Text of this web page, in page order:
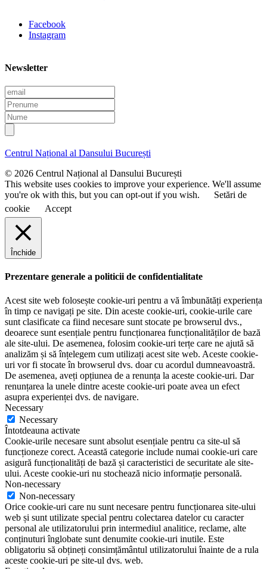
Facebook
Instagram
Newsletter
E
m
a
i
l
P
r
e
n
m
N
u
m
e
Centrul Național al Dansului București
© 2026 Centrul Național al Dansului București
This website uses cookies to improve your experience. We'll assume
you're ok with this, but you can opt-out if you wish.
Setări de
cookie
Accept
Închide
Prezentare generale a politicii de confidentialitate
Acest site web folosește cookie-uri pentru a vă îmbunătăți experiența
în timp ce navigați pe site. Din aceste cookie-uri, cookie-urile care
sunt clasificate ca fiind necesare sunt stocate pe browserul dvs.,
deoarece sunt esențiale pentru funcționarea funcționalităților de bază
ale site-ului. De asemenea, folosim cookie-uri terțe care ne ajută să
analizăm și să înțelegem cum utilizați acest site web. Aceste cookie-
uri vor fi stocate în browserul dvs. doar cu acordul dumneavoastră.
De asemenea, aveți opțiunea de a renunța la aceste cookie-uri. Dar
renunțarea la unele dintre aceste cookie-uri poate avea un efect
asupra experienței dvs. de navigare.
Necessary
Necessary
Întotdeauna activate
Cookie-urile necesare sunt absolut esențiale pentru ca site-ul să
funcționeze corect. Această categorie include numai cookie-uri care
asigură funcționalități de bază și caracteristici de securitate ale site-
ului. Aceste cookie-uri nu stochează nicio informație personală.
Non-necessary
Non-necessary
Orice cookie-uri care nu sunt necesare pentru funcționarea site-ului
web și sunt utilizate special pentru colectarea datelor cu caracter
personal ale utilizatorului prin intermediul analitice, reclame, alte
conținuturi înglobate sunt denumite cookie-uri inutile. Este
obligatoriu să obțineți consimțământul utilizatorului înainte de a rula
aceste cookie-uri pe site-ul dvs. web.